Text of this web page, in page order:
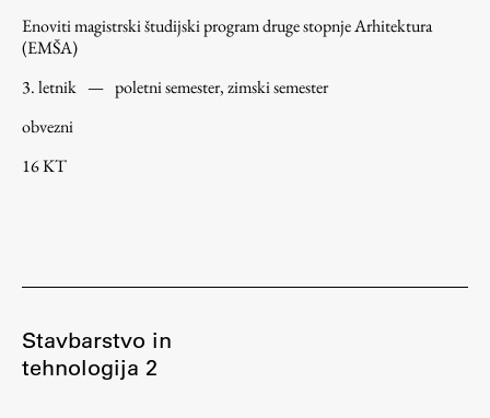
Enoviti magistrski študijski program druge stopnje Arhitektura
(EMŠA)
3. letnik — poletni semester, zimski semester
obvezni
16 KT
Stavbarstvo in
tehnologija 2